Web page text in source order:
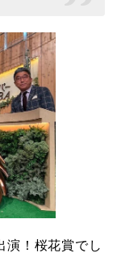
演！桜花賞でし